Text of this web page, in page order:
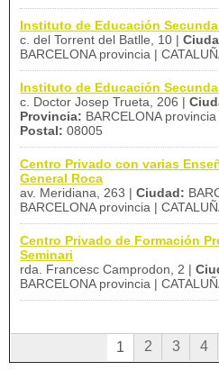
Instituto de Educación
c. del Torrent del Batlle, 10 |
BARCELONA provincia |
Instituto de Educación
c. Doctor Josep Trueta, 206 |
Provincia: BARCELONA
Postal: 08005
Centro Privado con varias
General Roca
av. Meridiana, 263 | Ciudad:
BARCELONA provincia |
Centro Privado de Formación
Seminari
rda. Francesc Camprodon, 2 |
BARCELONA provincia |
1 2 3 4